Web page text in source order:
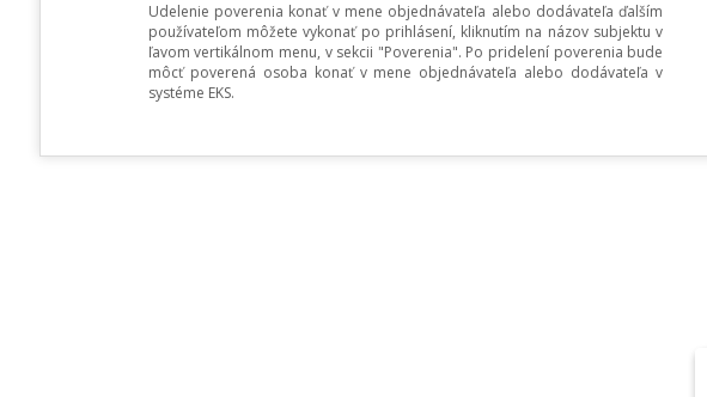
Udelenie poverenia konať v mene objednávateľa alebo dodávateľa ďalším
používateľom môžete vykonať po prihlásení, kliknutím na názov subjektu v
ľavom vertikálnom menu, v sekcii "Poverenia". Po pridelení poverenia bude
môcť poverená osoba konať v mene objednávateľa alebo dodávateľa v
systéme EKS.